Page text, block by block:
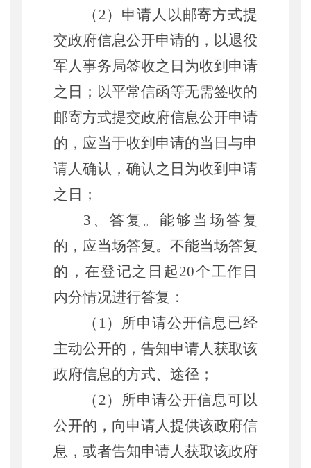
（ 2）申请人以邮寄方式提
交政府信息公开申请的，以退役
军人事务局签收之日为收到申请
之日；以平常信函等无需签收的
邮寄方式提交政府信息公开申请
的，应当于收到申请的当日与申
请人确认，确认之日为收到申请
之日；
3、答复。能够当场答复
的，应当场答复。不能当场答复
的，在登记之日起20个工作日
内分情况进行答复：
（ 1）所申请公开信息已经
主动公开的，告知申请人获取该
政府信息的方式、途径；
（ 2）所申请公开信息可以
公开的，向申请人提供该政府信
息，或者告知申请人获取该政府